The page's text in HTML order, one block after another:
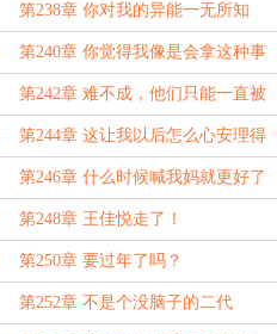
第238章 你对我的异能一无所知
第240章 你觉得我像是会拿这种事
情开玩笑的人吗？
第242章 难不成，他们只能一直被
困在这里吗？
第244章 这让我以后怎么心安理得
的蹭吃蹭喝？
第246章 什么时候喊我妈就更好了
第248章 王佳悦走了！
第250章 要过年了吗？
第252章 不是个没脑子的二代